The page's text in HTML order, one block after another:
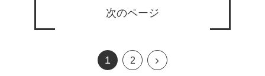
次のページ
1 2